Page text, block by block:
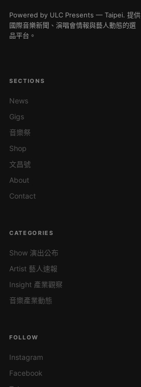
Powered by ULC Presents — Taipei. 提供
國際音樂新聞、演唱會情報與藝人動態的選
品平台。
SECTIONS
News
Gigs
音樂祭
Shop
文昌號
About
Contact
CATEGORIES
Show 演出公布
Artist 藝人速報
Insight 產業觀察
音樂產業動態
FOLLOW
Instagram
Facebook